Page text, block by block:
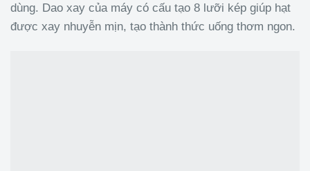
dùng. Dao xay của máy có cấu tạo 8 lưỡi kép giúp hạt
được xay nhuyễn mịn, tạo thành thức uống thơm ngon.